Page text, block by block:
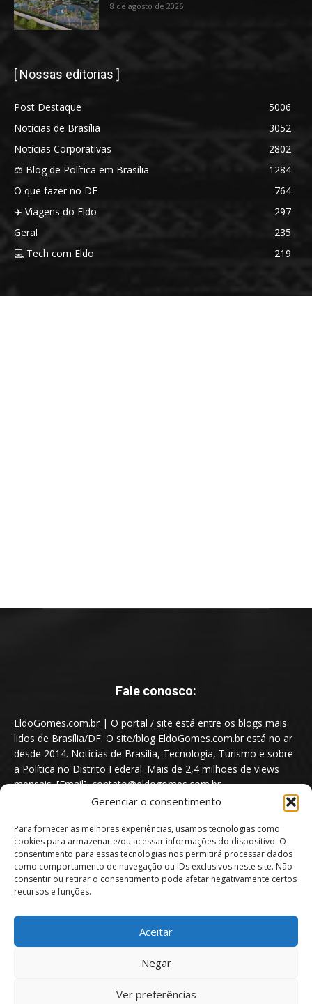
Gerenciar o consentimento
Para fornecer as melhores experiências, usamos tecnologias como
cookies para armazenar e/ou acessar informações do dispositivo. O
consentimento para essas tecnologias nos permitirá processar dados
como comportamento de navegação ou IDs exclusivos neste site. Não
consentir ou retirar o consentimento pode afetar negativamente certos
recursos e funções.
Aceitar
Negar
Ver preferências
8 de agosto de 2026
[ Nossas editorias ]
Post Destaque
5006
Notícias de Brasília
3052
Notícias Corporativas
2802
⚖️ Blog de Política em Brasília
1284
O que fazer no DF
764
✈️ Viagens do Eldo
297
Geral
235
💻 Tech com Eldo
219
Fale conosco:
EldoGomes.com.br | O portal / site está entre os blogs mais
lidos de Brasília/DF. O site/blog EldoGomes.com.br está no ar
desde 2014. Notícias de Brasília, Tecnologia, Turismo e sobre
a Política no Distrito Federal. Mais de 2,4 milhões de views
mensais. [Email]: contato@eldogomes.com.br
Portal EldoGomes.com.br | Entre os Blogs mais lidos de Brasília/DF. |
Quem é “Eldo Gomes” Política de privacidade